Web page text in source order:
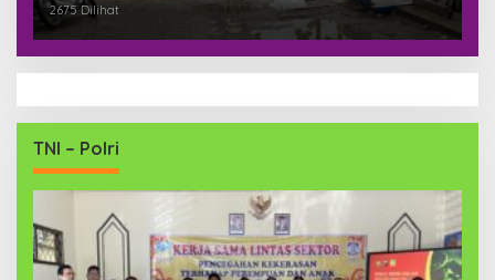
2675 Dilihat
TNI – Polri